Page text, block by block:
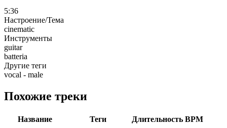
5:36
Настроение/Тема
cinematic
Инструменты
guitar
batteria
Другие теги
vocal - male
Похожие треки
Название Теги Длительность BPM